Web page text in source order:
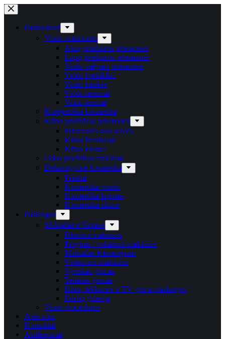
Parduotuvė
Veido priemonės
Akių priežiūros priemonės
Lūpų priežiūros priemonės
Veido valymo priemonės
Veido šveitikliai
Veido kaukės
Veido serumai
Veido kremai
Korėjietiška kosmetika
Kūno priežiūros priemonės
Priemonės nuo saulės
Kūno šveitikliai
Kūno kremai
Odos priežiūros rinkiniai
Dekoratyvinė kosmetika
Priedai
Kosmetika veidui
Kosmetika lūpoms
Kosmetika akims
Paslaugos
Makiažai ir Grimas
Dieninis makiažas
Proginis / vakarinis makiažas
Makiažas fotosesijoms
Vestuvinis makiažas
Vyriškas grimas
Teminis grimas
Kino, reklamos ir TV grimo paslaugos
Darbų galerija
Veido procedūros
Apie mus
Kontaktai
Atsiliepimai